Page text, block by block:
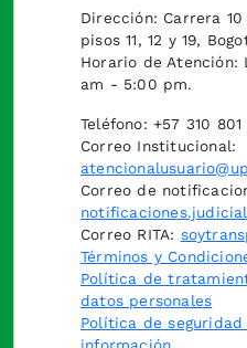
Dirección: Carrera
pisos 11, 12 y 19,
Horario de Atención:
am - 5:00 pm.
Teléfono: +57 310 801
Correo Institucional:
Correo de
Correo RITA:
Términos y
Política de
datos personales
Política de